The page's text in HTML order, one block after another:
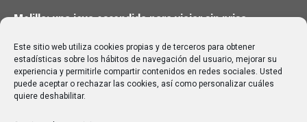
Este sitio web utiliza cookies propias y de terceros para obtener
estadísticas sobre los hábitos de navegación del usuario, mejorar su
experiencia y permitirle compartir contenidos en redes sociales. Usted
puede aceptar o rechazar las cookies, así como personalizar cuáles
quiere deshabilitar.
Melilla: una joya escondida para viajar sin prisa
Buscar
Buscar: